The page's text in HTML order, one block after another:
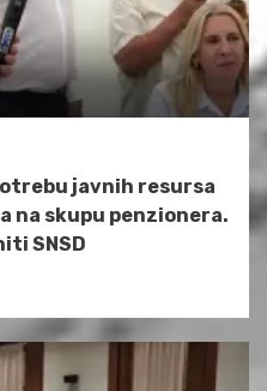
javnih resursa
na skupu penzionera.
SNSD